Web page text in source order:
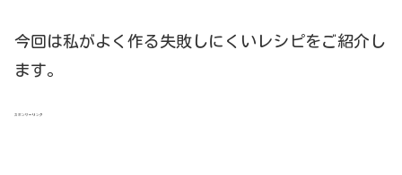
今回は私がよく作る失敗しにくいレシピをご紹介し
ます。
スポンサーリンク